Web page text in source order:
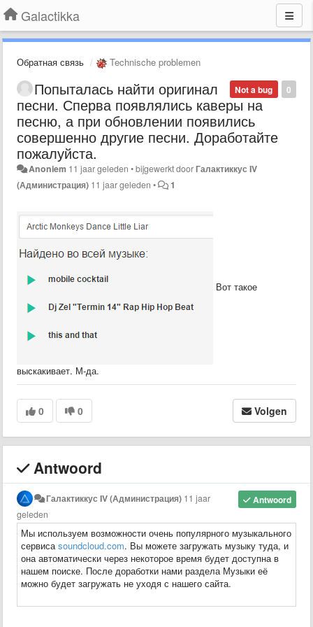
Galactikka
Обратная связь Technische problemen
0
Not a bug
Попыталась найти оригинал
песни. Сперва появлялись каверы на
песню, а при обновлении появились
совершенно другие песни. Доработайте
пожалуйста.
Anoniem 11 jaar geleden •bijgewerkt doorГалактиккус IV
(Администрация) 11 jaar geleden • 1
Вот такое
выскакивает. М-да.
0 0 Volgen
Antwoord
Antwoord
Галактиккус IV (Администрация) 11 jaar
geleden
Мы используем возможности очень популярного музыкального
сервиса soundcloud.com. Вы можете загружать музыку туда, и
она автоматически через некоторое время будет доступна в
нашем поиске. После доработки нами раздела Музыки её
можно будет загружать не уходя с нашего сайта.